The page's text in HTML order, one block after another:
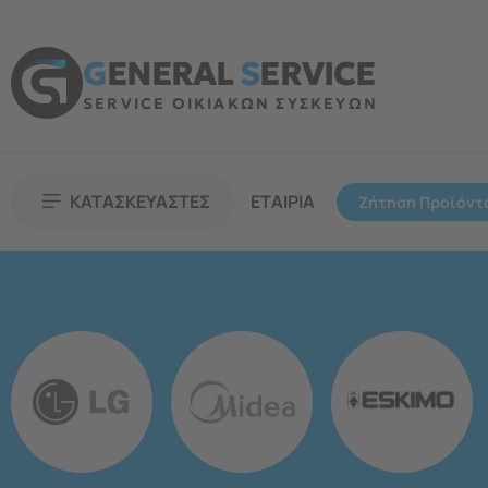
GENERALSERVICE
SERVICE ΟΙΚΙΑΚΩΝ ΣΥΣΚΕΥΩΝ
ΚΑΤΑΣΚΕΥΑΣΤΕΣ ΕΤΑΙΡΙΑ Ζήτηση